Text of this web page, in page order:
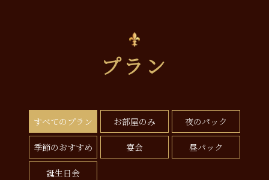
プラン
すべてのプラン お部屋のみ 夜のパック
季節のおすすめ 宴会 昼パック
誕生日会